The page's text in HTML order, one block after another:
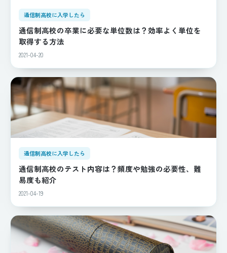
通信制高校に入学したら
通信制高校の卒業に必要な単位数は？効率よく単位を
取得する方法
2021-04-20
通信制高校に入学したら
通信制高校のテスト内容は？頻度や勉強の必要性、難
易度も紹介
2021-04-19